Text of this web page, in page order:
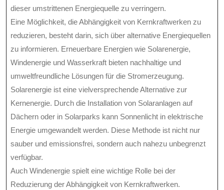
dieser umstrittenen Energiequelle zu verringern.
Eine Möglichkeit, die Abhängigkeit von Kernkraftwerken zu
reduzieren, besteht darin, sich über alternative Energiequellen
zu informieren. Erneuerbare Energien wie Solarenergie,
Windenergie und Wasserkraft bieten nachhaltige und
umweltfreundliche Lösungen für die Stromerzeugung.
Solarenergie ist eine vielversprechende Alternative zur
Kernenergie. Durch die Installation von Solaranlagen auf
Dächern oder in Solarparks kann Sonnenlicht in elektrische
Energie umgewandelt werden. Diese Methode ist nicht nur
sauber und emissionsfrei, sondern auch nahezu unbegrenzt
verfügbar.
Auch Windenergie spielt eine wichtige Rolle bei der
Reduzierung der Abhängigkeit von Kernkraftwerken.